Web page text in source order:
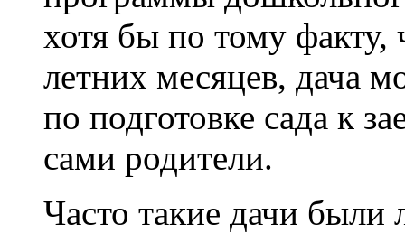
хотя бы по тому факту,
летних месяцев, дача
по подготовке сада к
сами родители.
Часто такие дачи